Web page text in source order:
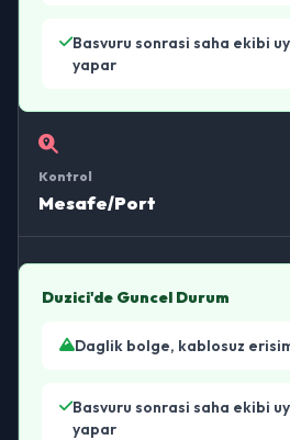
Basvuru sonrasi saha ekibi
yapar
Kontrol
Mesafe/Port
Duzici'de Guncel Durum
Daglik bolge, kablosuz
Basvuru sonrasi saha ekibi
yapar